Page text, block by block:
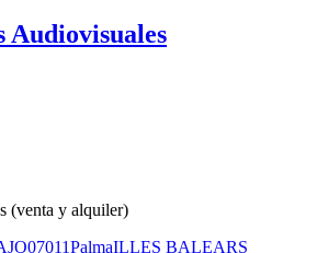
Audiovisuales
(venta y alquiler)
07011PalmaILLES BALEARS